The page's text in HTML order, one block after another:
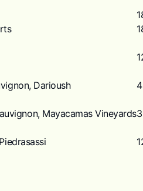
Darioush
Mayacamas Vineyards